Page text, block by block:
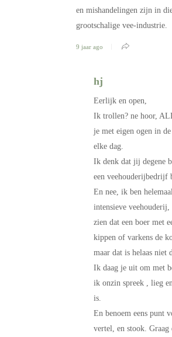
en mishandelingen zijn in
grootschalige vee-industrie.
9 jaar ago
hj
Eerlijk en open,
Ik trollen? ne hoor,
je met eigen ogen in
elke dag.
Ik denk dat jij degene
een veehouderijbedrijf
En nee, ik ben
intensieve
zien dat een boer met
kippen of varkens de
maar dat is helaas niet
Ik daag je uit om met
ik onzin spreek , lieg
is.
En benoem eens punt
vertel, en stook. Graag